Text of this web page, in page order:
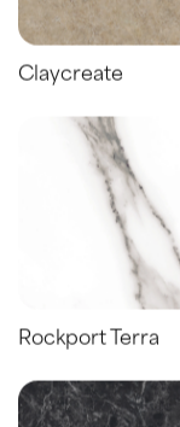
Claycreate
Rockport Terra